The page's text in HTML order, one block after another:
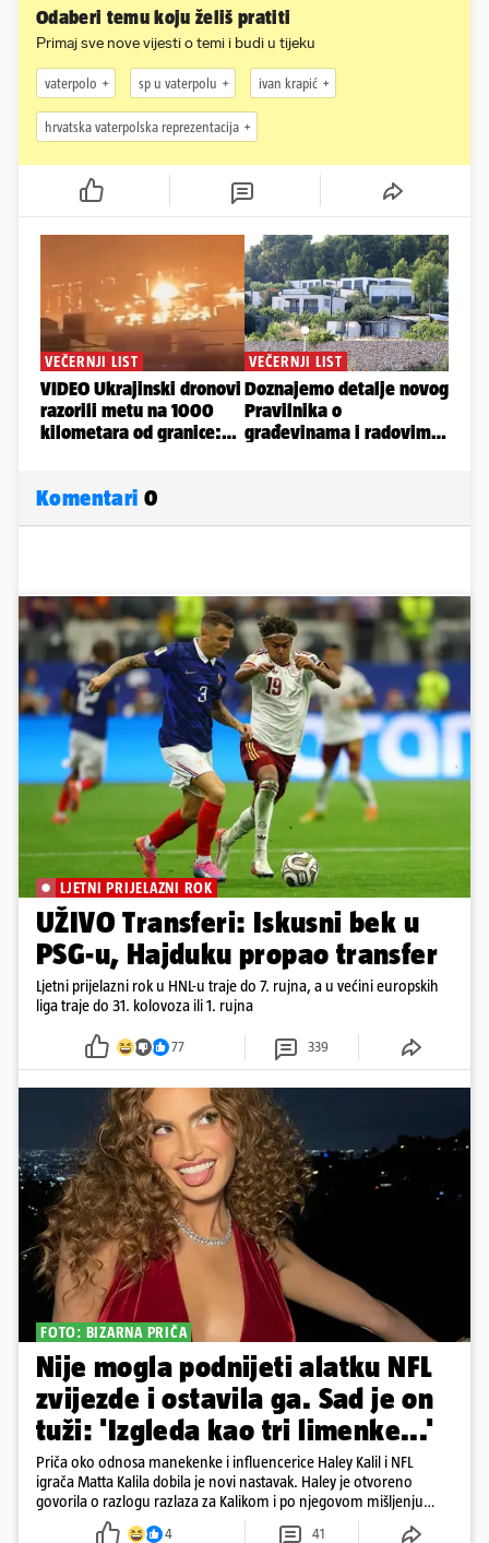
Odaberi temu koju želiš pratiti
Primaj sve nove vijesti o temi i budi u tijeku
vaterpolo sp u vaterpolu ivan krapić
hrvatska vaterpolska reprezentacija
Komentari 0
LJETNI PRIJELAZNI ROK
UŽIVO Transferi: Iskusni bek u
PSG-u, Hajduku propao transfer
Ljetni prijelazni rok u HNL-u traje do 7. rujna, a u većini europskih
liga traje do 31. kolovoza ili 1. rujna
77 339
FOTO: BIZARNA PRIČA
Nije mogla podnijeti alatku NFL
zvijezde i ostavila ga. Sad je on
tuži: 'Izgleda kao tri limenke...'
Priča oko odnosa manekenke i influencerice Haley Kalil i NFL
igrača Matta Kalila dobila je novi nastavak. Haley je otvoreno
govorila o razlogu razlaza za Kalikom i po njegovom mišljenju
prešla granicu dobrog ukusa
4 41